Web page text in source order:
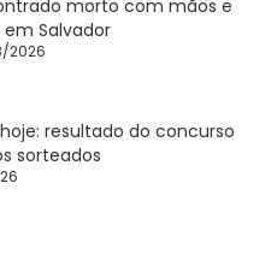
morto com mãos e
Salvador
2026
resultado do concurso
sorteados